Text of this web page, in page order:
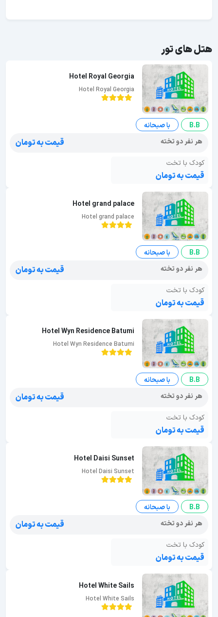
هتل های تور
Hotel Royal Georgia
Hotel Royal Georgia
B.B
با صبحانه
هر نفر دو تخته
قیمت به تومان
کودک با تخت
قیمت به تومان
Hotel grand palace
Hotel grand palace
B.B
با صبحانه
هر نفر دو تخته
قیمت به تومان
کودک با تخت
قیمت به تومان
Hotel Wyn Residence Batumi
Hotel Wyn Residence Batumi
B.B
با صبحانه
هر نفر دو تخته
قیمت به تومان
کودک با تخت
قیمت به تومان
Hotel Daisi Sunset
Hotel Daisi Sunset
B.B
با صبحانه
هر نفر دو تخته
قیمت به تومان
کودک با تخت
قیمت به تومان
Hotel White Sails
Hotel White Sails